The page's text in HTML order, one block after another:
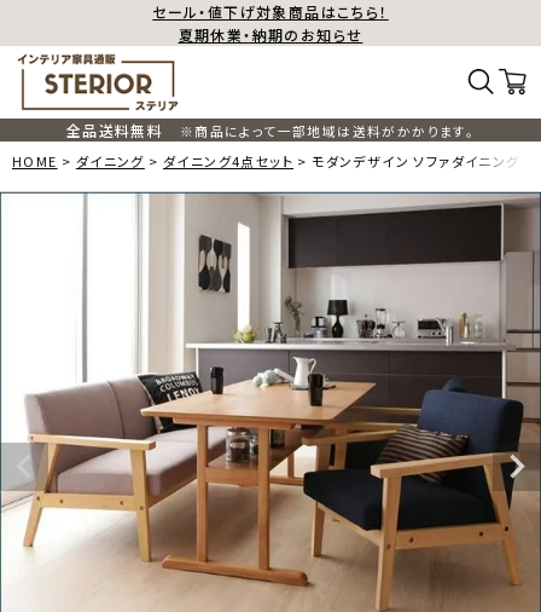
セール・値下げ対象商品はこちら！
夏期休業・納期のお知らせ
全品送料無料
※商品によって一部地域は送料がかかります。
HOME
ダイニング ダイニング4点セット モダンデザイン ソファダイニング